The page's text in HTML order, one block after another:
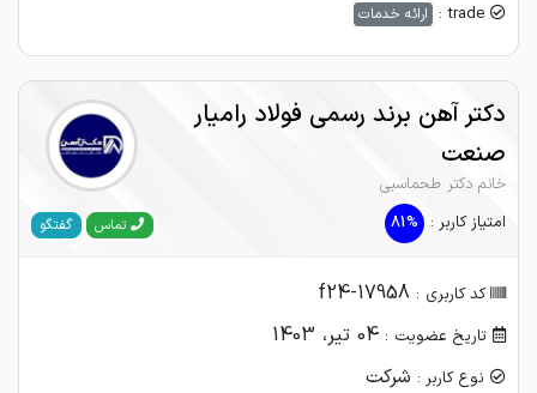
trade : ارائه خدمات
دکتر آهن برند رسمی فولاد رامیار
صنعت
خانم دکتر طحماسبی
امتیاز کاربر :
81% تماس گفتگو
کد کاربری : f24-17958
تاریخ عضویت : 04 تیر، 1403
نوع کاربر : شرکت